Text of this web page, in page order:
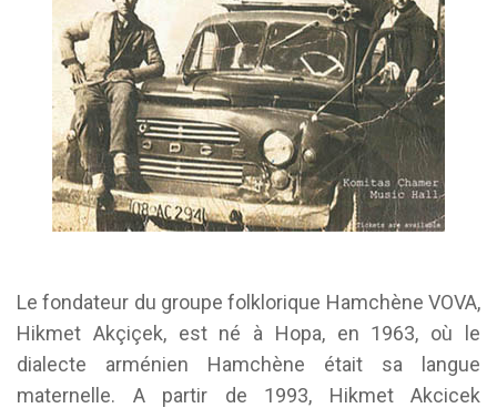
Le fondateur du groupe folklorique Hamchène VOVA,
Hikmet Akçiçek, est né à Hopa, en 1963, où le
dialecte arménien Hamchène était sa langue
maternelle. A partir de 1993, Hikmet Akcicek